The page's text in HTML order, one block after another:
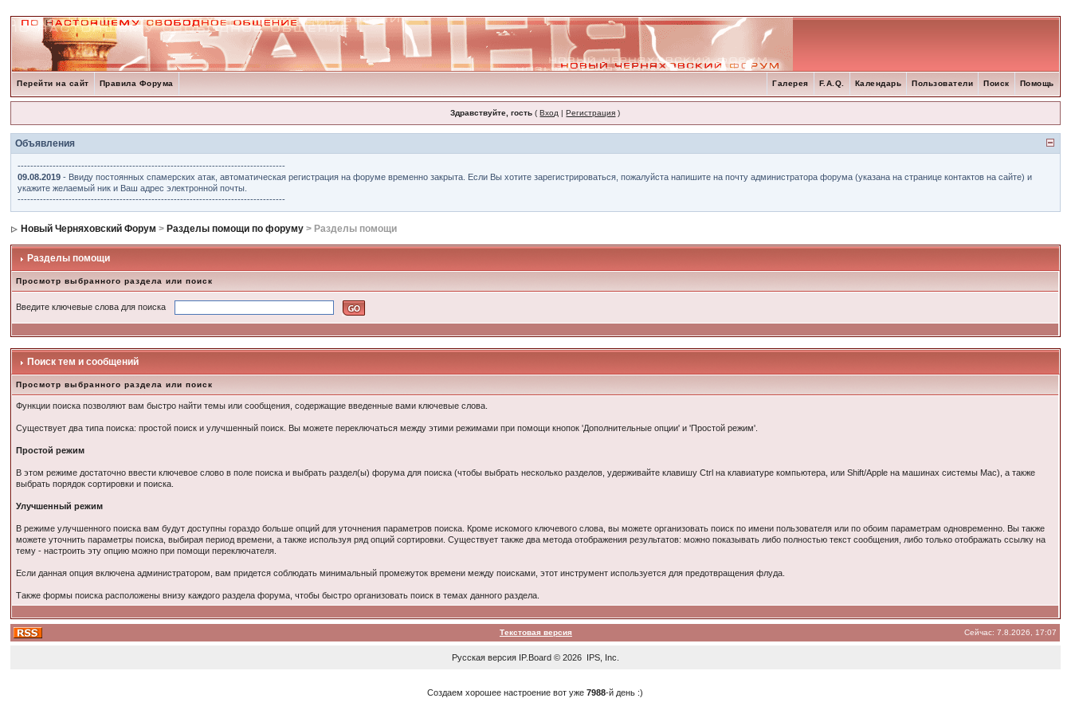
Перейти на сайт Правила Форума Помощь
Поиск
Пользователи
Календарь
F.A.Q.
Галерея
Здравствуйте, гость (Вход |Регистрация )
Объявления
------------------------------------------------------------------------------------
09.08.2019 - Ввиду постоянных спамерских атак, автоматическая регистрация на форуме временно закрыта. Если Вы хотите зарегистрироваться, пожалуйста напишите на почту администратора форума (указана на странице контактов на сайте) и
укажите желаемый ник и Ваш адрес электронной почты.
------------------------------------------------------------------------------------
Новый Черняховский Форум > Разделы помощи по форуму > Разделы помощи
Разделы помощи
Просмотр выбранного раздела или поиск
Введите ключевые слова для поиска
Поиск тем и сообщений
Просмотр выбранного раздела или поиск
Функции поиска позволяют вам быстро найти темы или сообщения, содержащие введенные вами ключевые слова.
Существует два типа поиска: простой поиск и улучшенный поиск. Вы можете переключаться между этими режимами при помощи кнопок 'Дополнительные опции' и 'Простой режим'.
Простой режим
В этом режиме достаточно ввести ключевое слово в поле поиска и выбрать раздел(ы) форума для поиска (чтобы выбрать несколько разделов, удерживайте клавишу Ctrl на клавиатуре компьютера, или Shift/Apple на машинах системы Mac), а также
выбрать порядок сортировки и поиска.
Улучшенный режим
В режиме улучшенного поиска вам будут доступны гораздо больше опций для уточнения параметров поиска. Кроме искомого ключевого слова, вы можете организовать поиск по имени пользователя или по обоим параметрам одновременно. Вы также
можете уточнить параметры поиска, выбирая период времени, а также используя ряд опций сортировки. Существует также два метода отображения результатов: можно показывать либо полностью текст сообщения, либо только отображать ссылку на
тему - настроить эту опцию можно при помощи переключателя.
Если данная опция включена администратором, вам придется соблюдать минимальный промежуток времени между поисками, этот инструмент используется для предотвращения флуда.
Также формы поиска расположены внизу каждого раздела форума, чтобы быстро организовать поиск в темах данного раздела.
Текстовая версия Сейчас: 7.8.2026, 17:07
Русская версия IP.Board© 2026 IPS, Inc
Создаем хорошее настроение вот уже7988-й день :)